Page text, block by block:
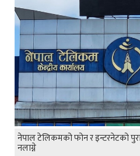
नेपाल टेलिकमको फोन र इन्टरनेटको
नलाग्ने